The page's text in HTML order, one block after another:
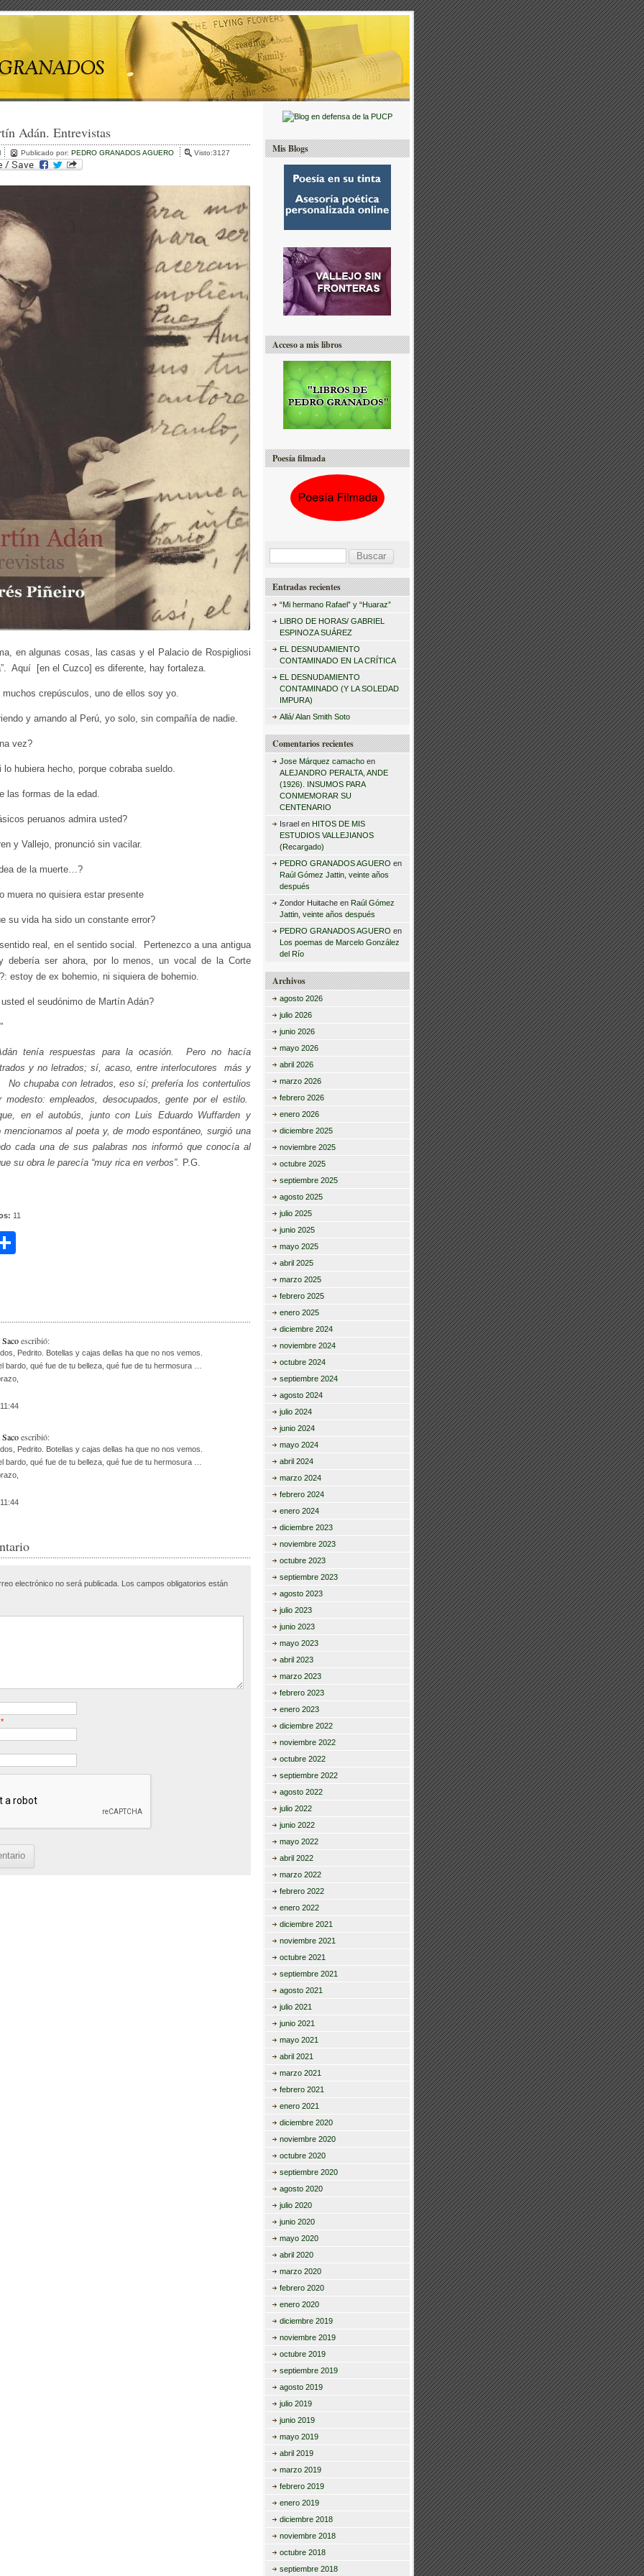
Adán. Entrevistas
Publicado por: PEDRO GRANADOS AGUERO
Visto:3127
en algunas cosas, las casas y el Palacio de Rospigliosi
Aquí
[en el Cuzco] es diferente, hay fortaleza.
muchos crepúsculos, uno de ellos soy yo.
y amando al Perú, yo solo, sin compañía de nadie.
vez?
hubiera hecho, porque cobraba sueldo.
las formas de la edad.
peruanos admira usted?
y Vallejo, pronunció sin vacilar.
de la muerte…?
muera no quisiera estar presente
su vida ha sido un constante error?
real, en el sentido social. Pertenezco a una antigua
debería ser ahora, por lo menos, un vocal de la Corte
estoy de ex bohemio, ni siquiera de bohemio.
el seudónimo de Martín Adán?
tenía respuestas para la ocasión. Pero no hacía
y no letrados; sí, acaso, entre interlocutores más y
No chupaba con letrados, eso sí; prefería los contertulios
empleados, desocupados, gente por el estilo.
en el autobús, junto con Luis Eduardo Wuffarden y
al poeta y, de modo espontáneo, surgió una
cada una de sus palabras nos informó que conocía al
su obra le parecía “muy rica en verbos”. P.G.
11
ar
tir
escribió:
Pedrito. Botellas y cajas dellas ha que no nos vemos.
bardo, qué fue de tu belleza, qué fue de tu hermosura …
escribió:
Pedrito. Botellas y cajas dellas ha que no nos vemos.
bardo, qué fue de tu belleza, qué fue de tu hermosura …
electrónico no será publicada. Los campos obligatorios están
*
Mis Blogs
Acceso a mis libros
Poesía filmada
s
r
Entradas recientes
“Mi hermano Rafael” y “Huaraz”
LIBRO DE HORAS/ GABRIEL
ESPINOZA SUÁREZ
EL DESNUDAMIENTO
CONTAMINADO EN LA CRÍTICA
EL DESNUDAMIENTO
CONTAMINADO (Y LA SOLEDAD
IMPURA)
Allá/ Alan Smith Soto
Comentarios recientes
Jose Márquez camachoen
ALEJANDRO PERALTA, ANDE
(1926). INSUMOS PARA
CONMEMORAR SU
CENTENARIO
Israelen HITOS DE MIS
ESTUDIOS VALLEJIANOS
(Recargado)
PEDRO GRANADOS AGUERO en
Raúl Gómez Jattin, veinte años
después
Zondor Huitacheen Raúl Gómez
Jattin, veinte años después
PEDRO GRANADOS AGUERO en
Los poemas de Marcelo González
del Río
Archivos
agosto 2026
julio 2026
junio 2026
mayo 2026
abril 2026
marzo 2026
febrero 2026
enero 2026
diciembre 2025
noviembre 2025
octubre 2025
septiembre 2025
agosto 2025
julio 2025
junio 2025
mayo 2025
abril 2025
marzo 2025
febrero 2025
enero 2025
diciembre 2024
noviembre 2024
octubre 2024
septiembre 2024
agosto 2024
julio 2024
junio 2024
mayo 2024
abril 2024
marzo 2024
febrero 2024
enero 2024
diciembre 2023
noviembre 2023
octubre 2023
septiembre 2023
agosto 2023
julio 2023
junio 2023
mayo 2023
abril 2023
marzo 2023
febrero 2023
enero 2023
diciembre 2022
noviembre 2022
octubre 2022
septiembre 2022
agosto 2022
julio 2022
junio 2022
mayo 2022
abril 2022
marzo 2022
febrero 2022
enero 2022
diciembre 2021
noviembre 2021
octubre 2021
septiembre 2021
agosto 2021
julio 2021
junio 2021
mayo 2021
abril 2021
marzo 2021
febrero 2021
enero 2021
diciembre 2020
noviembre 2020
octubre 2020
septiembre 2020
agosto 2020
julio 2020
junio 2020
mayo 2020
abril 2020
marzo 2020
febrero 2020
enero 2020
diciembre 2019
noviembre 2019
octubre 2019
septiembre 2019
agosto 2019
julio 2019
junio 2019
mayo 2019
abril 2019
marzo 2019
febrero 2019
enero 2019
diciembre 2018
noviembre 2018
octubre 2018
septiembre 2018